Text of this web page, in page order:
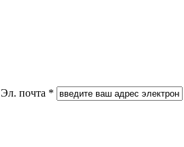
Эл. почта *